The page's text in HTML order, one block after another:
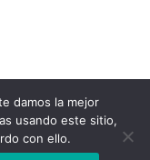
damos la mejor
usando este sitio,
con ello.